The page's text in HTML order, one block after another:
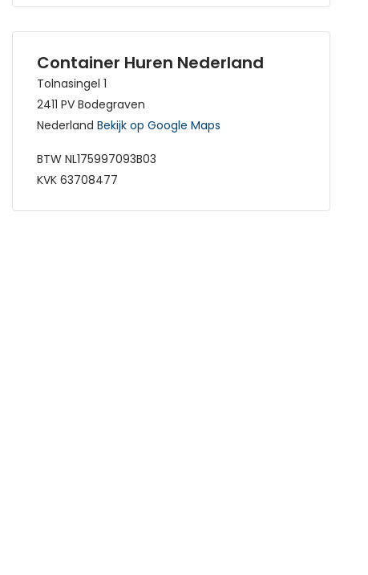
Container Huren Nederland
Tolnasingel 1
2411 PV Bodegraven
NederlandBekijk op Google Maps
BTW NL175997093B03
KVK 63708477